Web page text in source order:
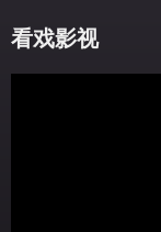
看戏影视